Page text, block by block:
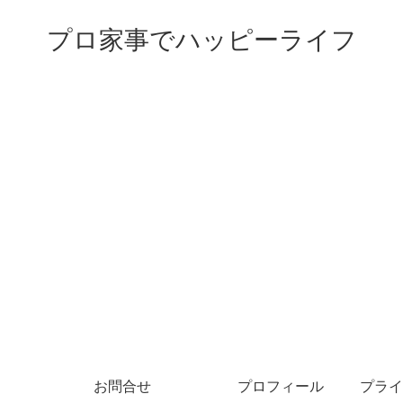
プロ家事でハッピーライフ
お問合せ プロフィール